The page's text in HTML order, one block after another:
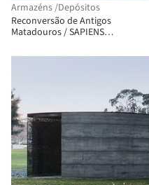
Armazéns /Depósitos
Reconversão de Antigos
Matadouros / SAPIENS